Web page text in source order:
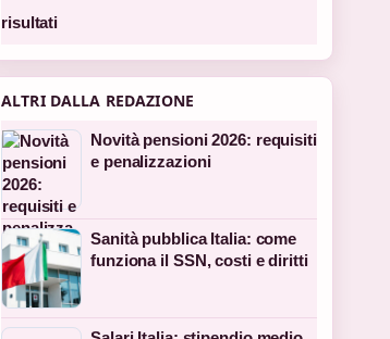
risultati
ALTRI DALLA REDAZIONE
Novità pensioni 2026: requisiti
e penalizzazioni
Sanità pubblica Italia: come
funziona il SSN, costi e diritti